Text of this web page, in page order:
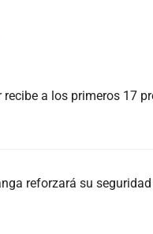
recibe a los primeros 17
reforzará su